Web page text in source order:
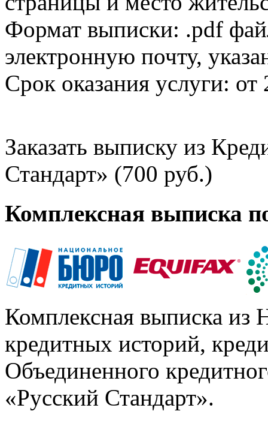
Формат выписки: .pdf
электронную почту,
Срок оказания услуги: от
Заказать выписку из
Стандарт» (700 руб.)
Комплексная выписка
Комплексная выписка из
кредитных историй,
Объединенного
«Русский Стандарт».